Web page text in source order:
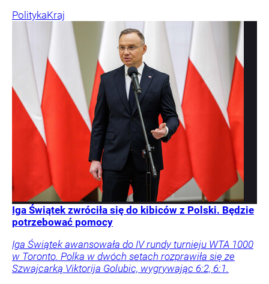
PolitykaKraj
Iga Świątek zwróciła się do kibiców z Polski. Będzie
potrzebować pomocy
Iga Świątek awansowała do IV rundy turnieju WTA 1000
w Toronto. Polka w dwóch setach rozprawiła się ze
Szwajcarką Viktorija Golubic, wygrywając 6:2, 6:1.